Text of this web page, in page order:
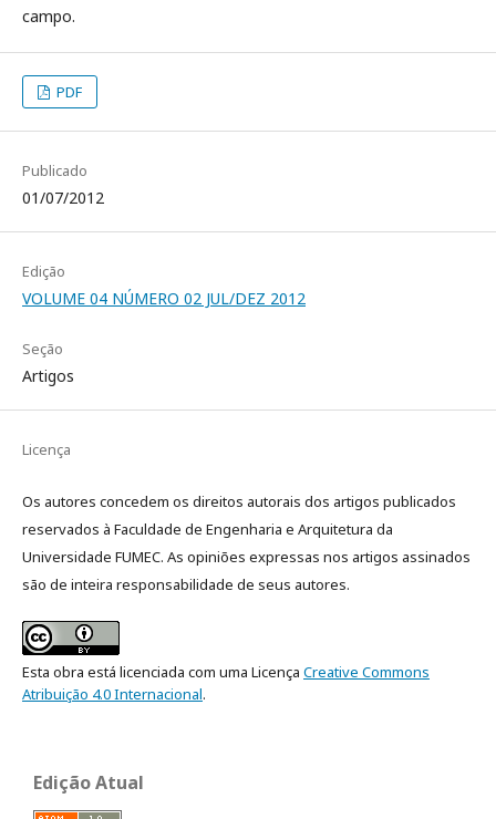
campo.
PDF
Publicado
01/07/2012
Edição
VOLUME 04 NÚMERO 02 JUL/DEZ 2012
Seção
Artigos
Licença
Os autores concedem os direitos autorais dos artigos publicados
reservados à Faculdade de Engenharia e Arquitetura da
Universidade FUMEC. As opiniões expressas nos artigos assinados
são de inteira responsabilidade de seus autores.
Esta obra está licenciada com uma Licença Creative Commons
Atribuição 4.0 Internacional.
Edição Atual